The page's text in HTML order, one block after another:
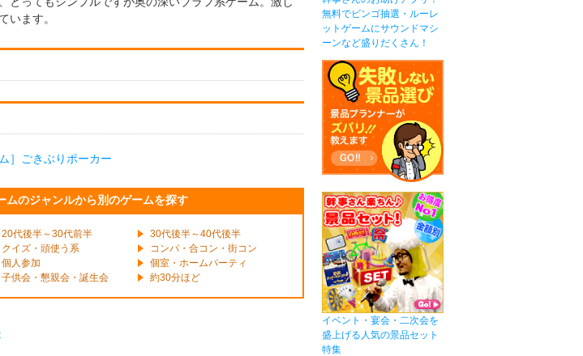
います。
］ごきぶりポーカー
ムのジャンルから別のゲームを探す
20代後半～30代前半
30代後半～40代後半
クイズ・頭使う系
コンパ・合コン・街コン
個人参加
個室・ホームパーティ
子供会・懇親会・誕生会
約30分ほど
無料でビンゴ抽選・ルーレ
ットゲームにサウンドマシ
ーンなど盛りだくさん！
イベント・宴会・二次会を
盛上げる人気の景品セット
特集